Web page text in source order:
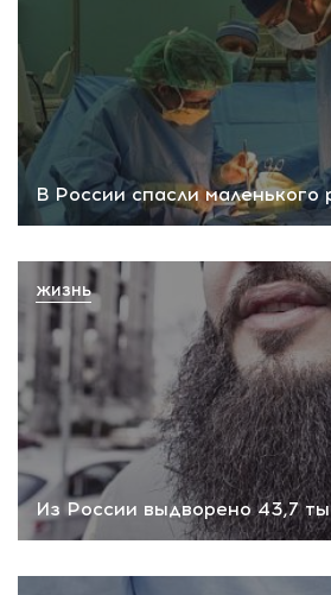
В России спасли маленького
Из России выдворено 43,7
ЖИЗНЬ